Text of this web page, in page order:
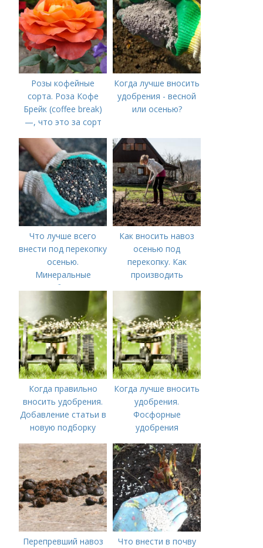
Розы кофейные
сорта. Роза Кофе
Брейк (coffee break)
—, что это за сорт
Когда лучше вносить
удобрения - весной
или осенью?
Что лучше всего
внести под перекопку
осенью.
Минеральные
удобрения
Как вносить навоз
осенью под
перекопку. Как
производить
Когда правильно
вносить удобрения.
Добавление статьи в
новую подборку
Когда лучше вносить
удобрения.
Фосфорные
удобрения
Перепревший навоз
Что внести в почву